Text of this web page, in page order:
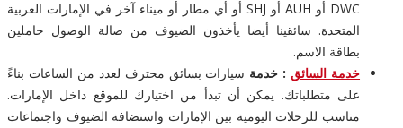
DWC أو AUH أو SHJ أو أي مطار أو ميناء آخر في الإمارات العربية
المتحدة. سائقينا أيضا يأخذون الضيوف من صالة الوصول حاملين
بطاقة الاسم.
خدمة السائق: خدمة سيارات بسائق محترف لعدد من الساعات بناءً
على متطلباتك. يمكن أن تبدأ من اختيارك للموقع داخل الإمارات.
مناسب للرحلات اليومية بين الإمارات واستضافة الضيوف واجتماعات